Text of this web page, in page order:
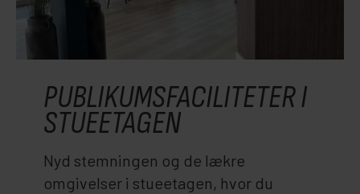
PUBLIKUMSFACILITETER I
STUEETAGEN
Nyd stemningen og de lækre
omgivelser i stueetagen, hvor du